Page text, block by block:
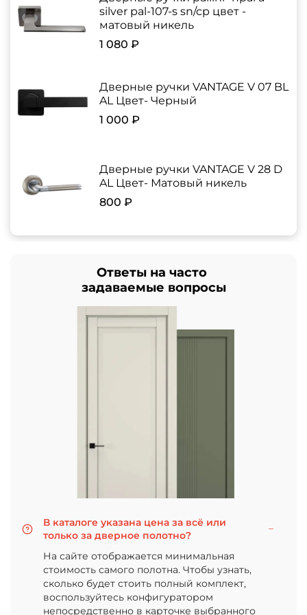
silver pal-107-s sn/cp цвет -
матовый никель
1 080 ₽
Дверные ручки VANTAGE V 07 BL
AL Цвет- Черный
1 000 ₽
Дверные ручки VANTAGE V 28 D
AL Цвет- Матовый никель
800 ₽
Ответы на часто
задаваемые вопросы
В каталоге указана цена за всё или
только за дверное полотно?
На сайте отображается минимальная
стоимость самого полотна. Чтобы узнать,
сколько будет стоить полный комплект,
воспользуйтесь конфигуратором
непосредственно в карточке выбранного